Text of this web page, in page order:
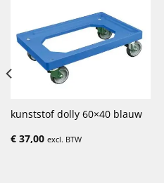
kunststof dolly 60×40 blauw
€37,00 excl. BTW